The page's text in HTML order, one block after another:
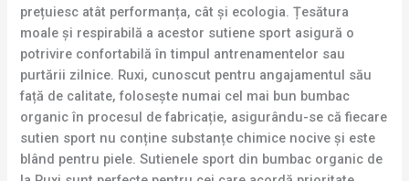
prețuiesc atât performanța, cât și ecologia. Țesătura
moale și respirabilă a acestor sutiene sport asigură o
potrivire confortabilă în timpul antrenamentelor sau
purtării zilnice. Ruxi, cunoscut pentru angajamentul său
față de calitate, folosește numai cel mai bun bumbac
organic în procesul de fabricație, asigurându-se că fiecare
sutien sport nu conține substanțe chimice nocive și este
blând pentru piele. Sutienele sport din bumbac organic de